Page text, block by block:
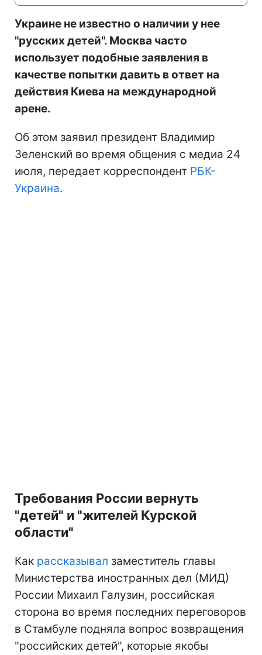
Украине не известно о наличии у нее
"русских детей". Москва часто
использует подобные заявления в
качестве попытки давить в ответ на
действия Киева на международной
арене.
Об этом заявил президент Владимир
Зеленский во время общения с медиа 24
июля, передает корреспондент РБК-
Украина.
Требования России вернуть
"детей" и "жителей Курской
области"
Как рассказывал заместитель главы
Министерства иностранных дел (МИД)
России Михаил Галузин, российская
сторона во время последних переговоров
в Стамбуле подняла вопрос возвращения
"российских детей", которые якобы